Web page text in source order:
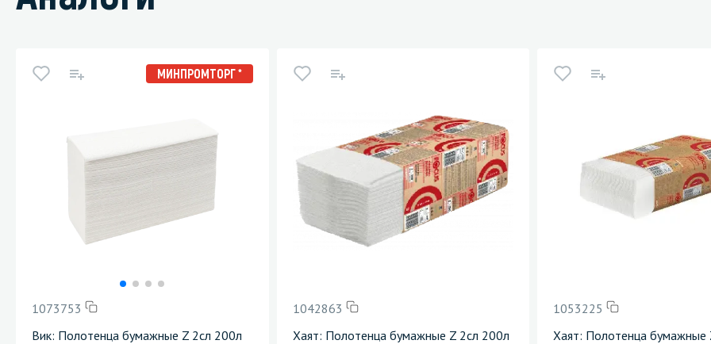
МИНПРОМТОРГ *
1073753
Вик: Полотенца бумажные Z 2сл 200л
1042863
Хаят: Полотенца бумажные Z 2сл 200л
1053225
Хаят: Полотенца бумажные